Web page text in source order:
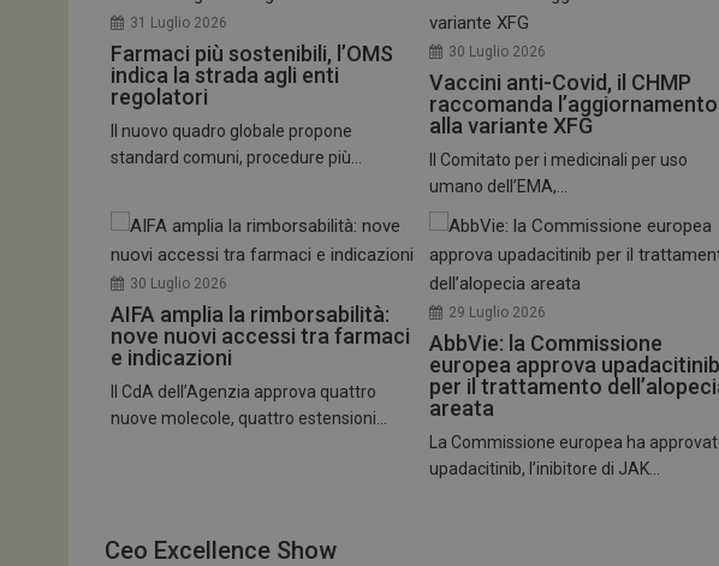
31 Luglio 2026
Farmaci più sostenibili, l’OMS
indica la strada agli enti
regolatori
Il nuovo quadro globale propone
standard comuni, procedure più...
30 Luglio 2026
Vaccini anti-Covid, il CHMP
raccomanda l’aggiornamento
alla variante XFG
Il Comitato per i medicinali per uso
umano dell’EMA,...
30 Luglio 2026
AIFA amplia la rimborsabilità:
nove nuovi accessi tra farmaci
e indicazioni
Il CdA dell’Agenzia approva quattro
nuove molecole, quattro estensioni...
29 Luglio 2026
AbbVie: la Commissione
europea approva upadacitinib
per il trattamento
areata
La Commissione europea ha
upadacitinib, l’inibitore di JAK...
Ceo Excellence Show